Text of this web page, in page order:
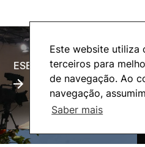
Este website utiliza
terceiros para
de navegação. Ao
navegação,
Saber mais
ESECTV